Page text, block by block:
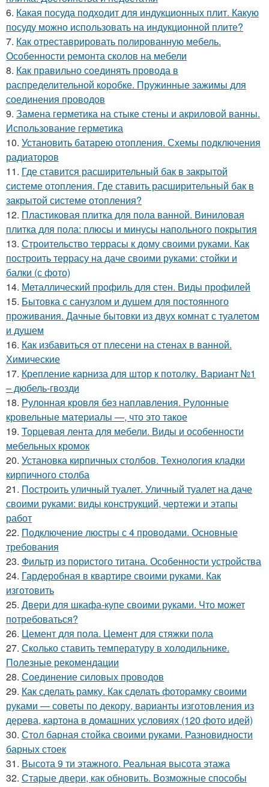
6. Какая посуда подходит для индукционных плит. Какую
посуду можно использовать на индукционной плите?
7. Как отреставрировать полированную мебель.
Особенности ремонта сколов на мебели
8. Как правильно соединять провода в
распределительной коробке. Пружинные зажимы для
соединения проводов
9. Замена герметика на стыке стены и акриловой ванны.
Использование герметика
10. Установить батарею отопления. Схемы подключения
радиаторов
11. Где ставится расширительный бак в закрытой
системе отопления. Где ставить расширительный бак в
закрытой системе отопления?
12. Пластиковая плитка для пола ванной. Виниловая
плитка для пола: плюсы и минусы напольного покрытия
13. Строительство террасы к дому своими руками. Как
построить террасу на даче своими руками: стойки и
балки (с фото)
14. Металлический профиль для стен. Виды профилей
15. Бытовка с санузлом и душем для постоянного
проживания. Дачные бытовки из двух комнат с туалетом
и душем
16. Как избавиться от плесени на стенах в ванной.
Химические
17. Крепление карниза для штор к потолку. Вариант №1
– дюбель-гвозди
18. Рулонная кровля без наплавления. Рулонные
кровельные материалы —, что это такое
19. Торцевая лента для мебели. Виды и особенности
мебельных кромок
20. Установка кирпичных столбов. Технология кладки
кирпичного столба
21. Построить уличный туалет. Уличный туалет на даче
своими руками: виды конструкций, чертежи и этапы
работ
22. Подключение люстры с 4 проводами. Основные
требования
23. Фильтр из пористого титана. Особенности устройства
24. Гардеробная в квартире своими руками. Как
изготовить
25. Двери для шкафа-купе своими руками. Что может
потребоваться?
26. Цемент для пола. Цемент для стяжки пола
27. Сколько ставить температуру в холодильнике.
Полезные рекомендации
28. Соединение силовых проводов
29. Как сделать рамку. Как сделать фоторамку своими
руками — советы по декору, варианты изготовления из
дерева, картона в домашних условиях (120 фото идей)
30. Стол барная стойка своими руками. Разновидности
барных стоек
31. Высота 9 ти этажного. Реальная высота этажа
32. Старые двери, как обновить. Возможные способы